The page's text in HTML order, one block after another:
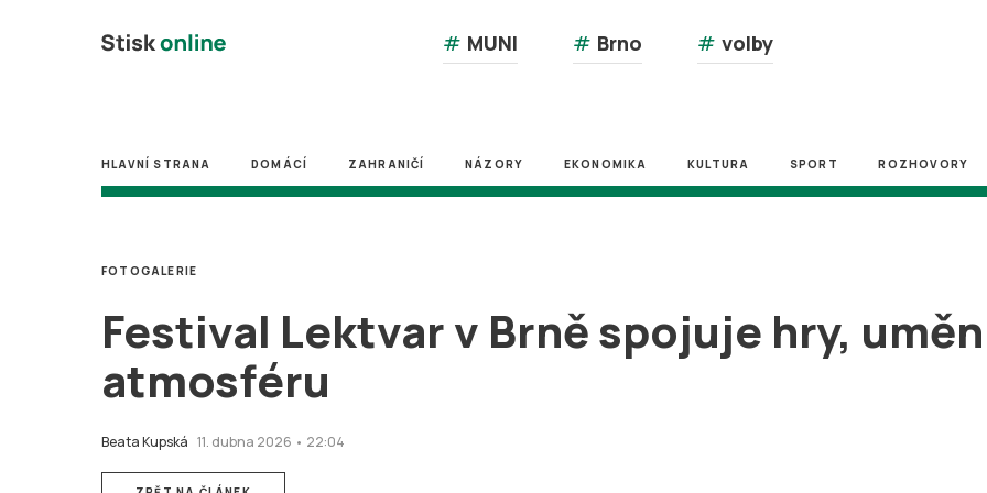
# MUNI # Brno # volby
HLAVNÍ STRANA DOMÁCÍ ZAHRANIČÍ NÁZORY EKONOMIKA KULTURA SPORT ROZHOVORY
Festival Lektvar v Brně spojuje hry,
atmosféru
Beata Kupská 11. dubna 2026 • 22:04
FOTOGALERIE